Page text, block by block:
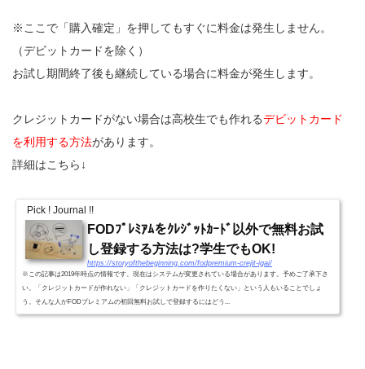
※ここで「購入確定」を押してもすぐに料金は発生しません。
（デビットカードを除く）
お試し期間終了後も継続している場合に料金が発生します。
クレジットカードがない場合は高校生でも作れるデビットカード
を利用する方法があります。
詳細はこちら↓
Pick ! Journal !!
FODﾌﾟﾚﾐｱﾑをｸﾚｼﾞｯﾄｶｰﾄﾞ以外で無料お試
し登録する方法は?学生でもOK!
https://storyofthebeginning.com/fodpremium-crejit-igai/
※この記事は2019年時点の情報です。現在はシステムが変更されている場合があります。予めご了承下さ
い。「クレジットカードが作れない」「クレジットカードを作りたくない」という人もいることでしょ
う。そんな人がFODプレミアムの初回無料お試しで登録するにはどう...